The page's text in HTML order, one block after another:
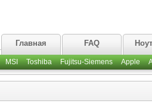
Главная FAQ
MSI Toshiba Fujitsu-Siemens Apple